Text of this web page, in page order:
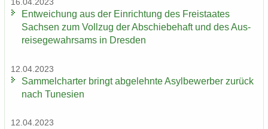
16.04.2023
Ent­wei­chung aus der Ein­rich­tung des Frei­staa­tes
Sach­sen zum Voll­zug der Ab­schie­be­haft und des Aus­
rei­se­ge­wahr­sams in Dres­den
12.04.2023
Sam­mel­char­ter bringt ab­ge­lehn­te Asyl­be­wer­ber zu­rück
nach Tu­ne­si­en
12.04.2023